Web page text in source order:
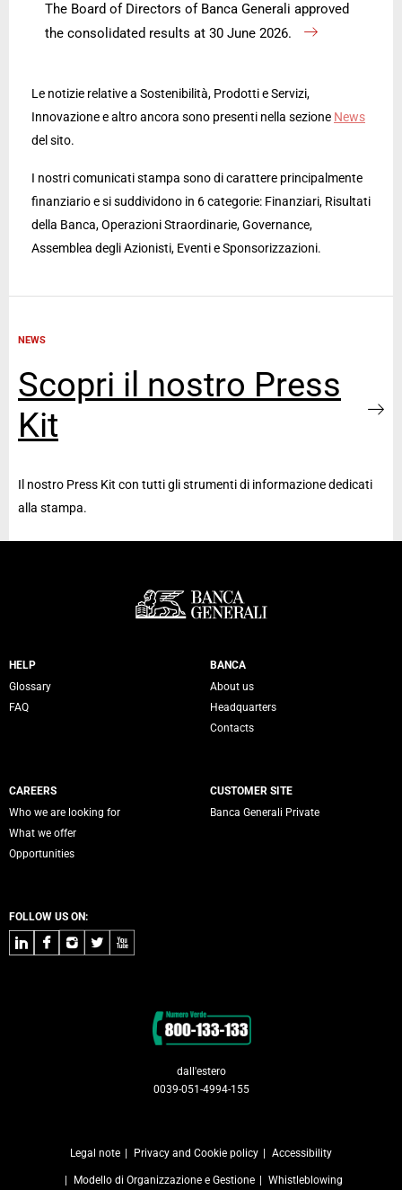
The Board of Directors of Banca Generali approved
the consolidated results at 30 June 2026.
Le notizie relative a Sostenibilità, Prodotti e Servizi,
Innovazione e altro ancora sono presenti nella sezione News
del sito.
I nostri comunicati stampa sono di carattere principalmente
finanziario e si suddividono in 6 categorie: Finanziari, Risultati
della Banca, Operazioni Straordinarie, Governance,
Assemblea degli Azionisti, Eventi e Sponsorizzazioni.
NEWS
Scopri il nostro Press
Kit
Il nostro Press Kit con tutti gli strumenti di informazione dedicati
alla stampa.
Servizi Banca Generali
HELP
Glossary
FAQ
BANCA
About us
Headquarters
Contacts
CAREERS
Who we are looking for
What we offer
Opportunities
CUSTOMER SITE
Banca Generali Private
FOLLOW US ON:
LinkedInFacebook
Instagram
TwitterYoutube
dall'estero
0039-051-4994-155
Legal note Privacy and Cookie policy Accessibility
Modello di Organizzazione e Gestione Whistleblowing